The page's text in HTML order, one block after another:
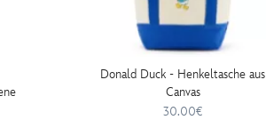
Donald Duck - Henkeltasche aus
Canvas
30.00€